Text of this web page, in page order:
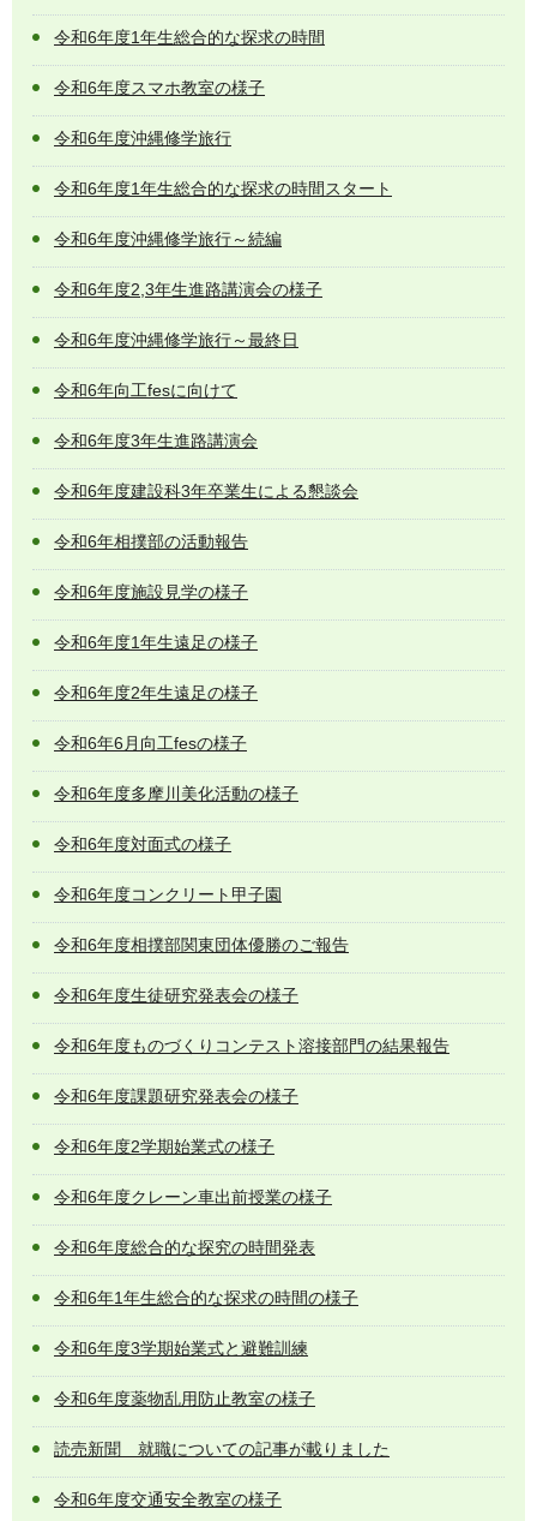
令和6年度1年生総合的な探求の時間
令和6年度スマホ教室の様子
令和6年度沖縄修学旅行
令和6年度1年生総合的な探求の時間スタート
令和6年度沖縄修学旅行～続編
令和6年度2,3年生進路講演会の様子
令和6年度沖縄修学旅行～最終日
令和6年向工fesに向けて
令和6年度3年生進路講演会
令和6年度建設科3年卒業生による懇談会
令和6年相撲部の活動報告
令和6年度施設見学の様子
令和6年度1年生遠足の様子
令和6年度2年生遠足の様子
令和6年6月向工fesの様子
令和6年度多摩川美化活動の様子
令和6年度対面式の様子
令和6年度コンクリート甲子園
令和6年度相撲部関東団体優勝のご報告
令和6年度生徒研究発表会の様子
令和6年度ものづくりコンテスト溶接部門の結果報告
令和6年度課題研究発表会の様子
令和6年度2学期始業式の様子
令和6年度クレーン車出前授業の様子
令和6年度総合的な探究の時間発表
令和6年1年生総合的な探求の時間の様子
令和6年度3学期始業式と避難訓練
令和6年度薬物乱用防止教室の様子
読売新聞 就職についての記事が載りました
令和6年度交通安全教室の様子